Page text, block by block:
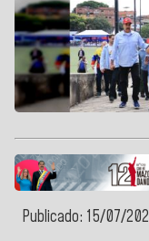
Publicado: 15/07/